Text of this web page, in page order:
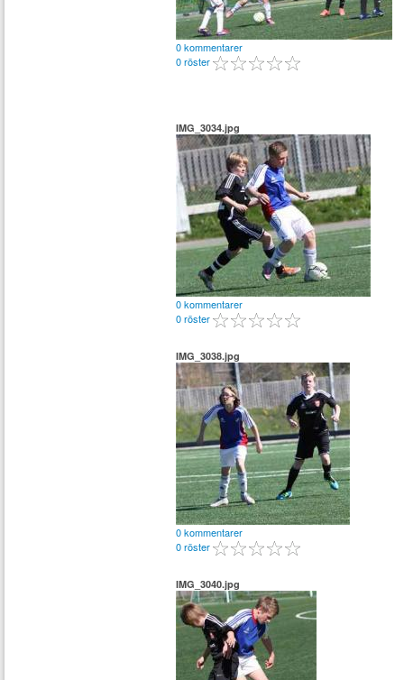
0 kommentarer
0 röster
IMG_3034.jpg
0 kommentarer
0 röster
IMG_3038.jpg
0 kommentarer
0 röster
IMG_3040.jpg